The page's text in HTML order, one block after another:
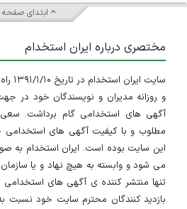
منشی بازرگانی
۴ سال پیش
استخدام نیروی بازرگانی
تهران
۴ سال پیش
استخدام نیروی فروش
تهران
ابتدای صفحه
مختصری درباره ایران استخدام
و روزانه مدیران و نویسندگان خود در
آگهی های استخدامی گام برداشت. سعی
مطلوب و با کیفیت آگهی های استخدامی
این سایت بوده است. ایران استخدام به
می شود و وابسته به هیچ نهاد و یا
تنها منتشر کننده ی آگهی های استخدامی
بازدید کنندگان محترم سایت خود